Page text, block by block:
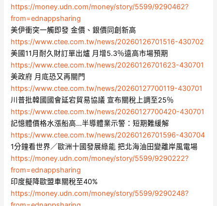
https://money.udn.com/money/story/5599/9290462?
from=ednappsharing
美伊衝突一觸即發 金價、銀價同創新高
https://www.ctee.com.tw/news/20260126701516-430702
美國11月耐久財訂單出爐 月增5.3％遠高市場預期
https://www.ctee.com.tw/news/20260126701623-430701
美政府 月底恐又再關門
https://www.ctee.com.tw/news/20260127700119-430701
川普批韓國國會延宕貿易協議 宣布關稅上調至25％
https://www.ctee.com.tw/news/20260127700420-430701
記憶體價格水漲船高…半導體業示警：短期難緩解
https://www.ctee.com.tw/news/20260126701596-430704
1分鐘看世界／歐洲十國發展綠能 把北海油田變離岸風電場
https://money.udn.com/money/story/5599/9290222?
from=ednappsharing
印度擬降歐盟車關稅至40%
https://money.udn.com/money/story/5599/9290248?